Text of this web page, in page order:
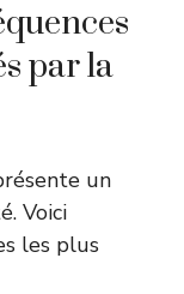
par la
un
Voici
les plus